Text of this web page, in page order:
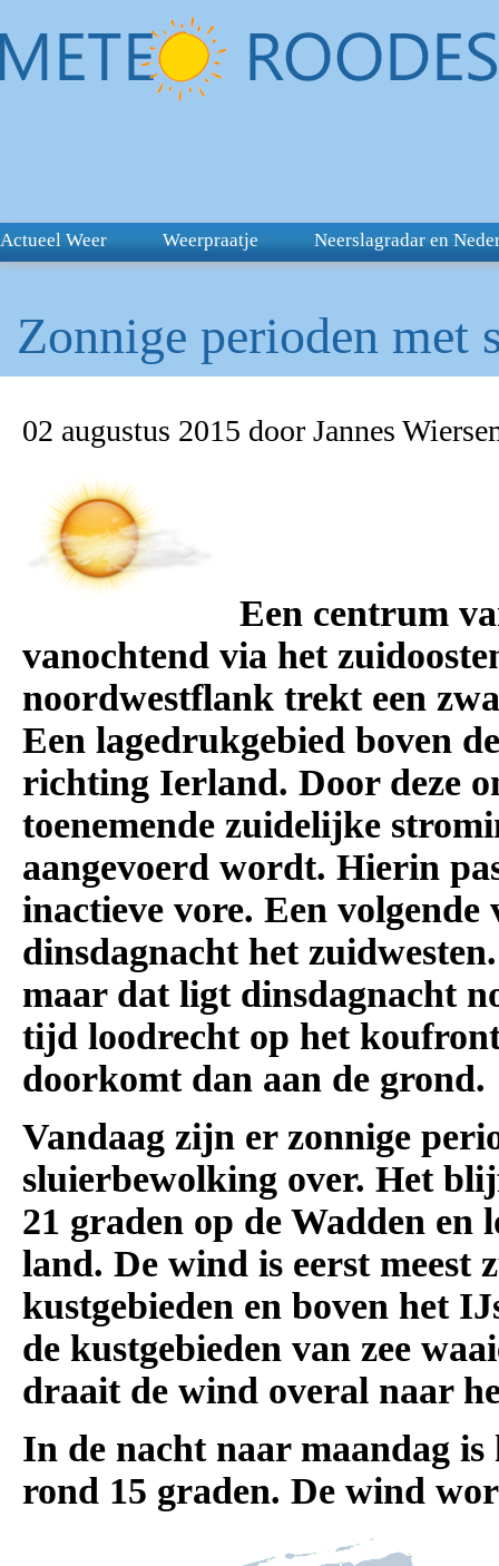
Actueel Weer Weerpraatje Neerslagradar en
Zonnige perioden met
02 augustus 2015 door Jannes
Een centrum
vanochtend via het
noordwestflank trekt een
Een lagedrukgebied boven
richting Ierland. Door deze
toenemende zuidelijke
aangevoerd wordt. Hierin
inactieve vore. Een
dinsdagnacht het
maar dat ligt dinsdagnacht
tijd loodrecht op het
doorkomt dan aan de grond.
Vandaag zijn er zonnige
sluierbewolking over. Het
21 graden op de Wadden en
land. De wind is eerst meest
kustgebieden en boven het
de kustgebieden van zee
draait de wind overal naar
In de nacht naar maandag
rond 15 graden. De wind